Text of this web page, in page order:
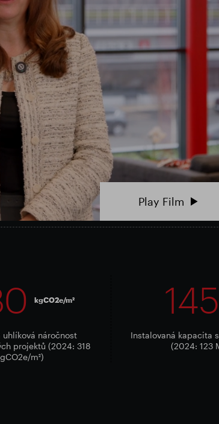
Play Film
kgCO2e/m²
uhlíková náročnost
projektů (2024: 318
m²)
145
Instalovaná kapacita
(2024: 123